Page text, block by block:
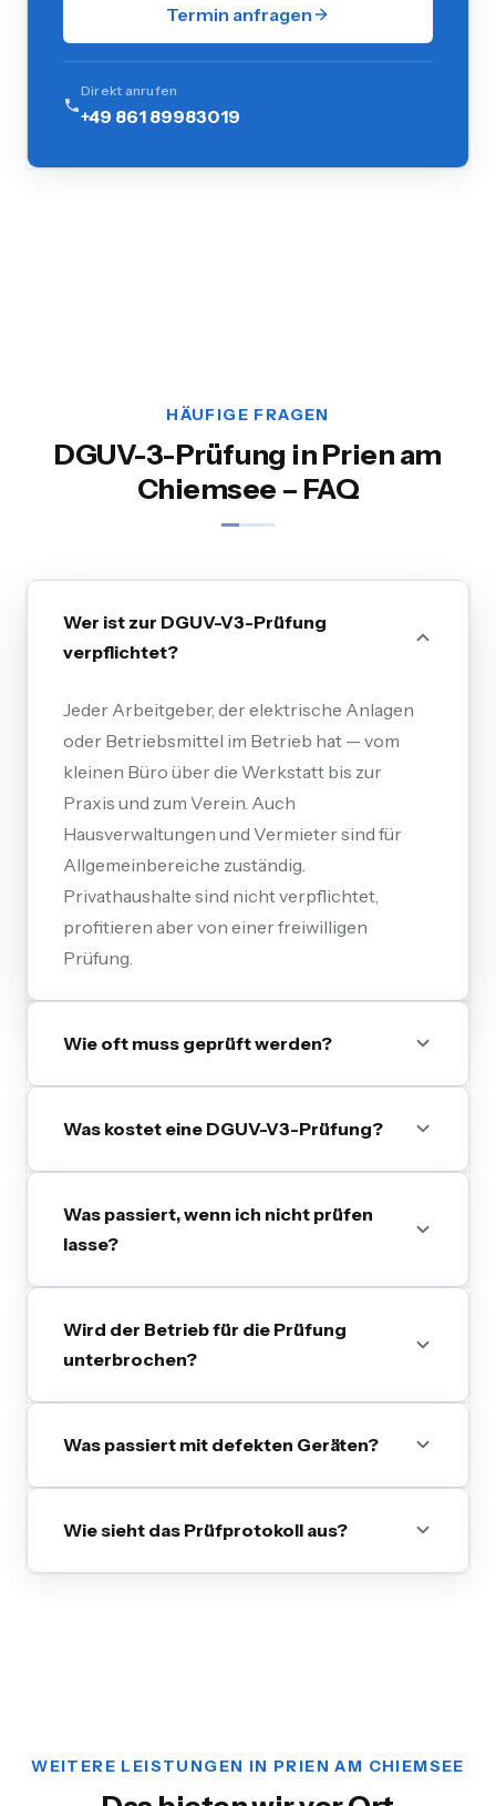
Termin anfragen
Direkt anrufen
+49 861 89983019
HÄUFIGE FRAGEN
DGUV-3-Prüfung in Prien am
Chiemsee – FAQ
Wer ist zur DGUV-V3-Prüfung
verpflichtet?
Jeder Arbeitgeber, der elektrische Anlagen
oder Betriebsmittel im Betrieb hat — vom
kleinen Büro über die Werkstatt bis zur
Praxis und zum Verein. Auch
Hausverwaltungen und Vermieter sind für
Allgemeinbereiche zuständig.
Privathaushalte sind nicht verpflichtet,
profitieren aber von einer freiwilligen
Prüfung.
Wie oft muss geprüft werden?
Was kostet eine DGUV-V3-Prüfung?
Was passiert, wenn ich nicht prüfen
lasse?
Wird der Betrieb für die Prüfung
unterbrochen?
Was passiert mit defekten Geräten?
Wie sieht das Prüfprotokoll aus?
WEITERE LEISTUNGEN IN PRIEN AM CHIEMSEE